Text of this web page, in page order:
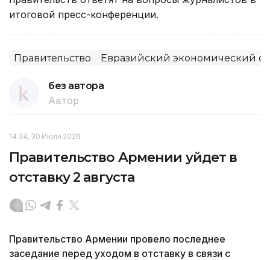
итоговой пресс-конференции.
Правительство Евразийский экономический
без автора
Автор
14:34, 30 Июля 2026
Правительство Армении уйдет в
отставку 2 августа
Правительство Армении провело последнее
заседание перед уходом в отставку в связи с